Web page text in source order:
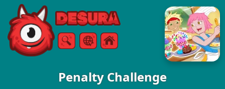
Free Online Games
SzukajMenu
Penalty Challenge